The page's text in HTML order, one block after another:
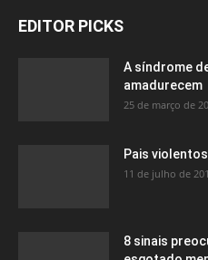
EDITOR PICKS
A síndrome
amadurecem
25 de março de
Pais
11 de julho de
8 sinais